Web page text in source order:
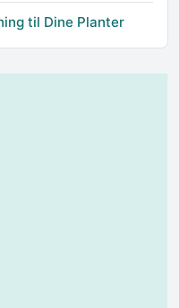
til Dine Planter